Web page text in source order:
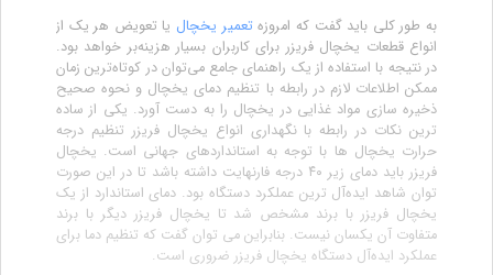
به طور کلی باید گفت که امروزه تعمیر یخچال یا تعویض هر یک از
انواع قطعات یخچال فریزر برای کاربران بسیار هزینه‌بر خواهد بود.
در نتیجه با استفاده از یک راهنمای جامع می‌توان در کوتاه‌ترین زمان
ممکن اطلاعات لازم در رابطه با تنظیم دمای یخچال و نحوه صحیح
ذخیره سازی مواد غذایی در یخچال را به دست آورد. یکی از ساده
ترین نکات در رابطه با نگهداری انواع یخچال فریزر تنظیم درجه
حرارت یخچال ها با توجه به استانداردهای جهانی است. یخچال
فریزر باید دمای زیر ۴۰ درجه فارنهایت داشته باشد تا در این صورت
توان شاهد ایده‌آل ترین عملکرد دستگاه بود. دمای استاندارد از یک
یخچال فریزر با برند مشخص شد تا یخچال فریزر دیگر با برند
متفاوت آن یکسان نیست. بنابراین می توان گفت که تنظیم دما برای
عملکرد ایده‌آل دستگاه یخچال فریزر ضروری است.